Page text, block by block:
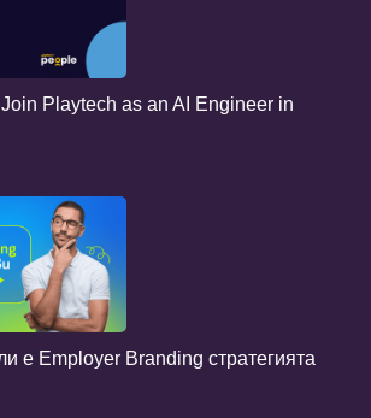
Playtech as an AI Engineer in
е Employer Branding стратегията